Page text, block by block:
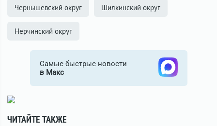
Чернышевский округ Шилкинский округ
Нерчинский округ
Самые быстрые новости
в Макс
ЧИТАЙТЕ ТАКЖЕ